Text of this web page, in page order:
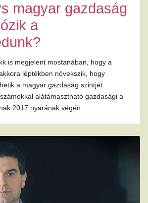
magyar gazdaság
a
is megjelent mostanában, hogy a
léptékben növekszik, hogy
a magyar gazdaság szintjét.
alátámasztható gazdasági a
2017 nyarának végén.